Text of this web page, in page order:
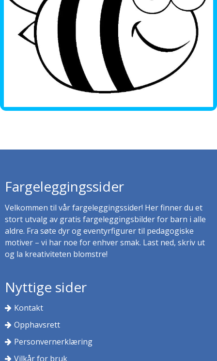
Fargeleggingssider
Velkommen til vår fargeleggingssider! Her finner du et
stort utvalg av gratis fargeleggingsbilder for barn i alle
aldre. Fra søte dyr og eventyrfigurer til pedagogiske
motiver – vi har noe for enhver smak. Last ned, skriv ut
og la kreativiteten blomstre!
Nyttige sider
Kontakt
Opphavsrett
Personvernerklæring
Vilkår for bruk